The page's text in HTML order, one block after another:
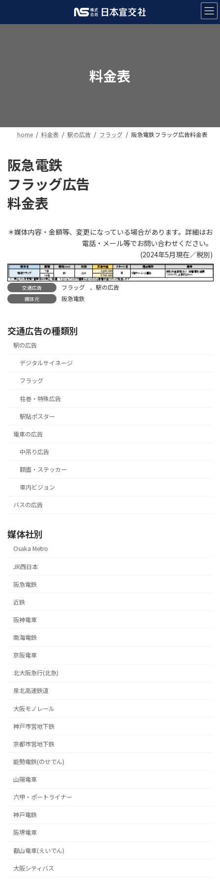
テ
ゲ
料金表
home 料金表 駅の広告 フラッグ 阪急電鉄フラッグ広告料金表
阪急電鉄
フラッグ広告
料金表
＊媒体内容・金額等、変更になっている場合があります。詳細はお
電話・メール等でお問い合わせください。
(2024年5月現在／税別)
交通広告 フラッグ 、 駅の広告
媒体元 阪急電鉄
交通広告の種類別
駅の広告
デジタルサイネージ
フラッグ
柱巻・特殊広告
駅貼ポスター
電車の広告
中吊り広告
額面・ステッカー
車内ビジョン
バスの広告
媒体社別
Osaka Metro
JR西日本
阪急電鉄
近鉄
阪神電車
南海電鉄
京阪電車
北大阪急行(北急)
泉北高速鉄道
大阪モノレール
神戸市営地下鉄
京都市営地下鉄
能勢電鉄(のせでん)
山陽電車
六甲・ポートライナー
神戸電鉄
阪堺電車
叡山電車(えいでん)
大阪シティバス